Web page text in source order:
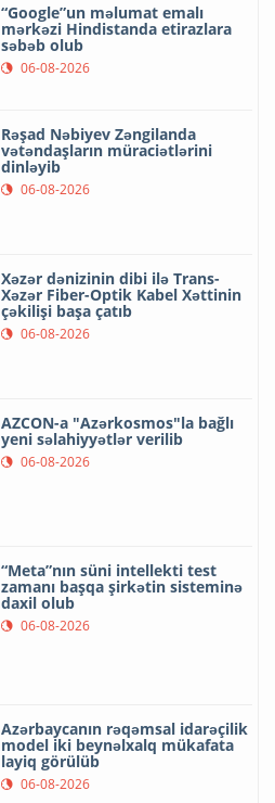
“Google”un məlumat emalı
mərkəzi Hindistanda etirazlara
səbəb olub
06-08-2026
Rəşad Nəbiyev Zəngilanda
vətəndaşların müraciətlərini
dinləyib
06-08-2026
Xəzər dənizinin dibi ilə Trans-
Xəzər Fiber-Optik Kabel Xəttinin
çəkilişi başa çatıb
06-08-2026
AZCON-a "Azərkosmos"la bağlı
yeni səlahiyyətlər verilib
06-08-2026
“Meta”nın süni intellekti test
zamanı başqa şirkətin sisteminə
daxil olub
06-08-2026
Azərbaycanın rəqəmsal idarəçilik
model iki beynəlxalq mükafata
layiq görülüb
06-08-2026